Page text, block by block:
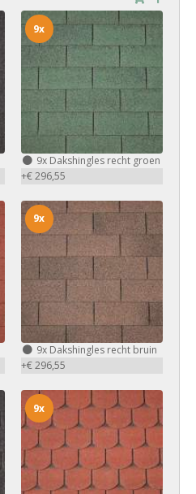
9xDakshingles recht groen
+€ 296,55
9x
9xDakshingles recht bruin
+€ 296,55
9x
9x